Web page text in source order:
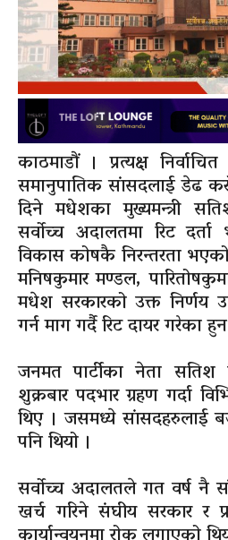
काठमाडौं । प्रत्यक्ष
समानुपातिक सांसदलाई डेढ
दिने मधेशका मुख्यमन्त्री
सर्वोच्च अदालतमा रिट
विकास कोषकै निरन्तरता
मनिषकुमार मण्डल,
मधेश सरकारको उक्त निर्णय
गर्न माग गर्दै रिट दायर गरेका
जनमत पार्टीका नेता सतिश
शुक्रबार पदभार ग्रहण गर्दा
थिए । जसमध्ये सांसदहरुलाई
पनि थियो ।
सर्वोच्च अदालतले गत वर्ष नै
खर्च गरिने संघीय सरकार र